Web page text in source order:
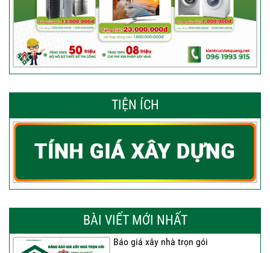
TIỆN ÍCH
BÀI VIẾT MỚI NHẤT
Báo giá xây nhà trọn gói